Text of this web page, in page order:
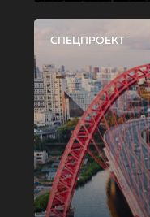
СПЕЦПРОЕКТ